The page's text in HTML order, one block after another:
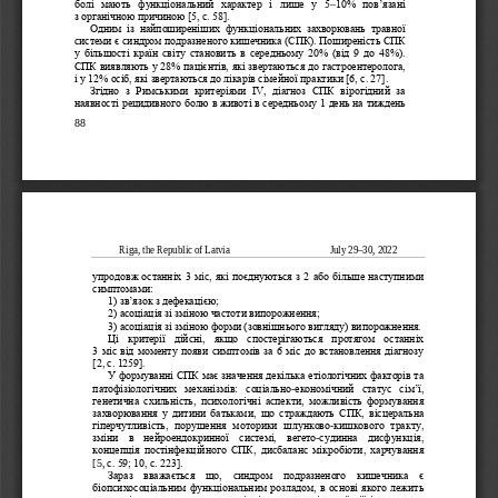
88
болі  мають  функціональний  характер і лише у 510%  пов’язані
з органічною причиною [5, с. 58].
Одним  із  найпоширеніших  функціональних  захворювань  травної
системи є синдром подразненого кишечника (СПК). Поширеність СПК
у більшості країн світу становить в середньому 20% (від 9 до 48%).
СПК виявляють у 28% пацієнтів, які звертаються до гастроентеролога,
і у 12% осіб, які звертаються до лікарів сімейної практики [6, с. 27].
Згідно  з  Римськими  критеріями  IV,  діагноз  СПК  вірогідний  за
наявності рецидивного болю в животі в середньому 1 день на тиждень
Riga, the Republic of Latvia                                         July 29–30, 2022
упродовж останніх 3 міс, які поєднуються з 2 або більше наступними
симптомами:
1) зв’язок з дефекацією;
2) асоціація зі зміною частоти випорожнення;
3) асоціація зі зміною форми (зовнішнього вигляду) випорожнення.
Ці  критерії  дійсні,  якщо  спостерігаються  протягом  останніх
3 міс від моменту появи симптомів за 6 міс до встановлення діагнозу
[2, с. 1259].
У формуванні СПК має значення декілька етіологічних факторів та
патофізіологічних  механізмів:  соціально- економічний  статус  сім’ї,
генетична  схильність,  психологічні  аспекти,  можливість  формування
захворювання  у  дитини  батьками,  що  страждають  СПК,  вісцеральна
гіперчутливість,  порушення  моторики  шлунково-кишкового  тракту,
зміни  в  нейроендокринної  системі,  вегето-судинна  дисфункція,
концепція  постінфекційного  СПК,  дисбаланс  мікробіоти,  харчування
[5, с. 59; 10, с. 223].
Зараз  вважається  що,  синдром  подразненого  кишечника  є
біопсихосоціальним функціональним розладом, в основі якого лежить